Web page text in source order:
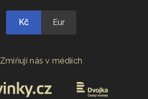
Kč Eur
Zmiňují nás v médiích